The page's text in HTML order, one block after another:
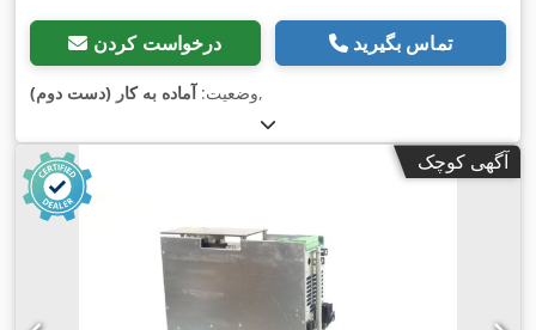
درخواست کردن تماس بگیرید
وضعیت: آماده به کار (دست دوم) ,
آگهی کوچک